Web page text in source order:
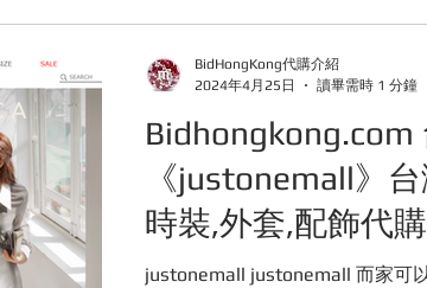
Bidhongkong.com
《justonemall》
時裝,外套,配飾代
購(香港)
justonemall justonemall 而家可以在香港代購啦 ,各團友有
BidHongKong代購介紹
2024年4月25日
讀畢需時 1 分鐘